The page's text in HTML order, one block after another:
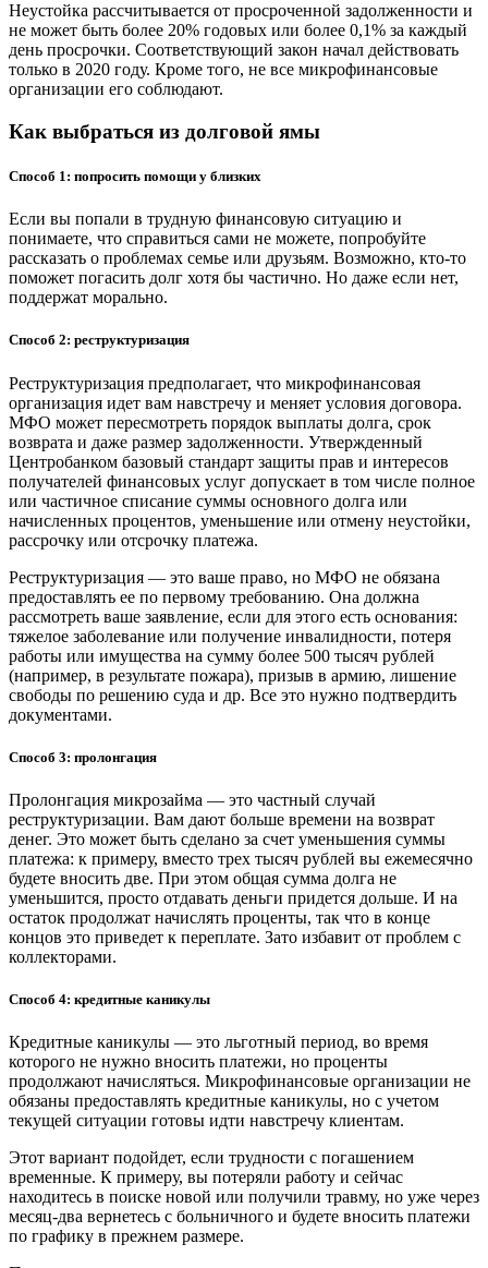
Неустойка рассчитывается от просроченной задолженности и
не может быть более 20% годовых или более 0,1% за каждый
день просрочки. Соответствующий закон начал действовать
только в 2020 году. Кроме того, не все микрофинансовые
организации его соблюдают.
Как выбраться из долговой ямы
Способ 1: попросить помощи у близких
Если вы попали в трудную финансовую ситуацию и
понимаете, что справиться сами не можете, попробуйте
рассказать о проблемах семье или друзьям. Возможно, кто-то
поможет погасить долг хотя бы частично. Но даже если нет,
поддержат морально.
Способ 2: реструктуризация
Реструктуризация предполагает, что микрофинансовая
организация идет вам навстречу и меняет условия договора.
МФО может пересмотреть порядок выплаты долга, срок
возврата и даже размер задолженности. Утвержденный
Центробанком базовый стандарт защиты прав и интересов
получателей финансовых услуг допускает в том числе полное
или частичное списание суммы основного долга или
начисленных процентов, уменьшение или отмену неустойки,
рассрочку или отсрочку платежа.
Реструктуризация — это ваше право, но МФО не обязана
предоставлять ее по первому требованию. Она должна
рассмотреть ваше заявление, если для этого есть основания:
тяжелое заболевание или получение инвалидности, потеря
работы или имущества на сумму более 500 тысяч рублей
(например, в результате пожара), призыв в армию, лишение
свободы по решению суда и др. Все это нужно подтвердить
документами.
Способ 3: пролонгация
Пролонгация микрозайма — это частный случай
реструктуризации. Вам дают больше времени на возврат
денег. Это может быть сделано за счет уменьшения суммы
платежа: к примеру, вместо трех тысяч рублей вы ежемесячно
будете вносить две. При этом общая сумма долга не
уменьшится, просто отдавать деньги придется дольше. И на
остаток продолжат начислять проценты, так что в конце
концов это приведет к переплате. Зато избавит от проблем с
коллекторами.
Способ 4: кредитные каникулы
Кредитные каникулы — это льготный период, во время
которого не нужно вносить платежи, но проценты
продолжают начисляться. Микрофинансовые организации не
обязаны предоставлять кредитные каникулы, но с учетом
текущей ситуации готовы идти навстречу клиентам.
Этот вариант подойдет, если трудности с погашением
временные. К примеру, вы потеряли работу и сейчас
находитесь в поиске новой или получили травму, но уже через
месяц-два вернетесь с больничного и будете вносить платежи
по графику в прежнем размере.